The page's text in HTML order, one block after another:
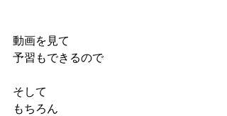
動画を見て
予習もできるので
そして
もちろん